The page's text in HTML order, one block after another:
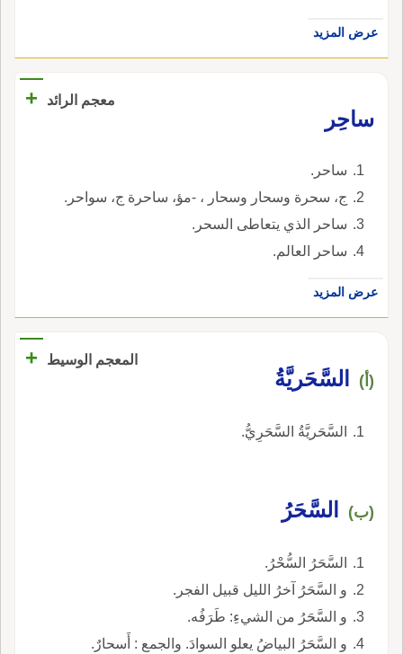
عرض المزيد
معجم الرائد
+
ساحِر
ساحر.
ج، سحرة وسحار وسحار ، -مؤ، ساحرة ج، سواحر.
ساحر الذي يتعاطى السحر.
ساحر العالم.
عرض المزيد
المعجم الوسيط +
(أ) السَّحَريَّةُ
السَّحَريَّةُ السَّحَرِيُّ.
(ب) السَّحَرُ
السَّحَرُ السُّحْرُ.
و السَّحَرُ آخرُ الليل قبيل الفجر.
و السَّحَرُ من الشيءِ: طَرَفُه.
و السَّحَرُ البياضُ يعلو السوادَ. والجمع : أَسحارٌ.